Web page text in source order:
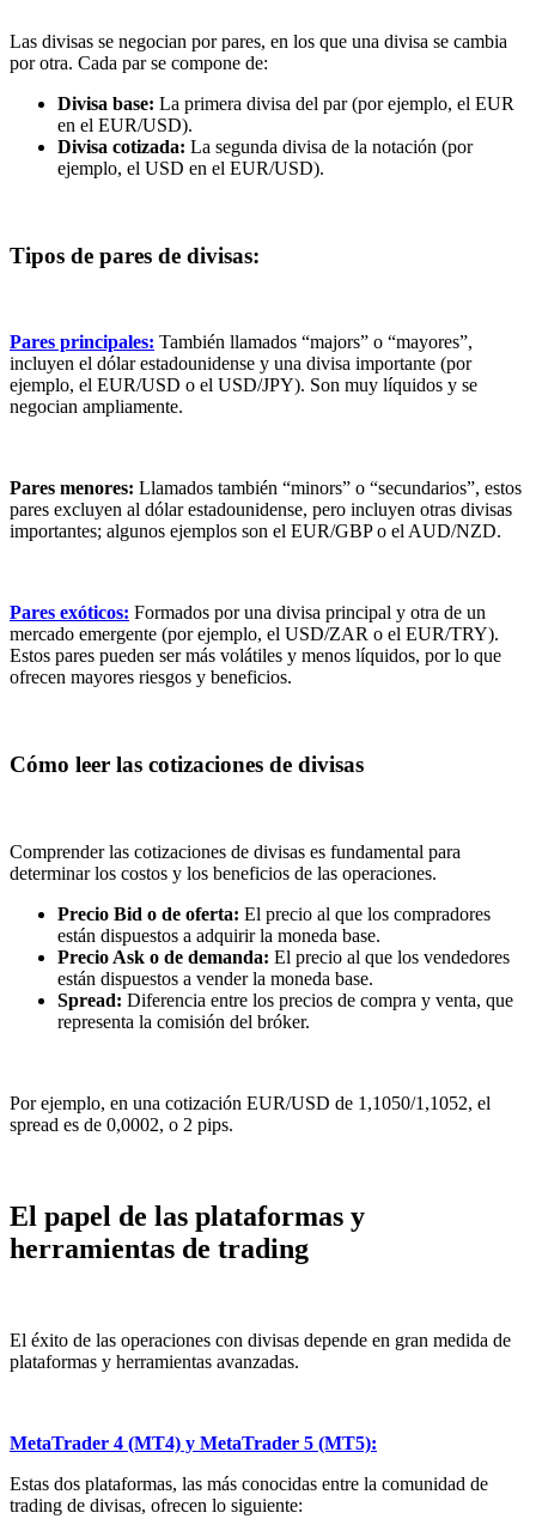
Las divisas se negocian por pares, en los que una divisa se cambia
por otra. Cada par se compone de:
Divisa base: La primera divisa del par (por ejemplo, el EUR
en el EUR/USD).
Divisa cotizada: La segunda divisa de la notación (por
ejemplo, el USD en el EUR/USD).
Tipos de pares de divisas:
Pares principales: También llamados “majors” o “mayores”,
incluyen el dólar estadounidense y una divisa importante (por
ejemplo, el EUR/USD o el USD/JPY). Son muy líquidos y se
negocian ampliamente.
Pares menores: Llamados también “minors” o “secundarios”, estos
pares excluyen al dólar estadounidense, pero incluyen otras divisas
importantes; algunos ejemplos son el EUR/GBP o el AUD/NZD.
Pares exóticos: Formados por una divisa principal y otra de un
mercado emergente (por ejemplo, el USD/ZAR o el EUR/TRY).
Estos pares pueden ser más volátiles y menos líquidos, por lo que
ofrecen mayores riesgos y beneficios.
Cómo leer las cotizaciones de divisas
Comprender las cotizaciones de divisas es fundamental para
determinar los costos y los beneficios de las operaciones.
Precio Bid o de oferta: El precio al que los compradores
están dispuestos a adquirir la moneda base.
Precio Ask o de demanda: El precio al que los vendedores
están dispuestos a vender la moneda base.
Spread: Diferencia entre los precios de compra y venta, que
representa la comisión del bróker.
Por ejemplo, en una cotización EUR/USD de 1,1050/1,1052, el
spread es de 0,0002, o 2 pips.
El papel de las plataformas y
herramientas de trading
El éxito de las operaciones con divisas depende en gran medida de
plataformas y herramientas avanzadas.
MetaTrader 4 (MT4) y MetaTrader 5 (MT5):
Estas dos plataformas, las más conocidas entre la comunidad de
trading de divisas, ofrecen lo siguiente: